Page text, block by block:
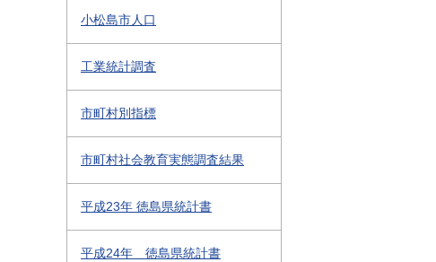
小松島市人口
工業統計調査
市町村別指標
市町村社会教育実態調査結果
平成23年 徳島県統計書
平成24年 徳島県統計書